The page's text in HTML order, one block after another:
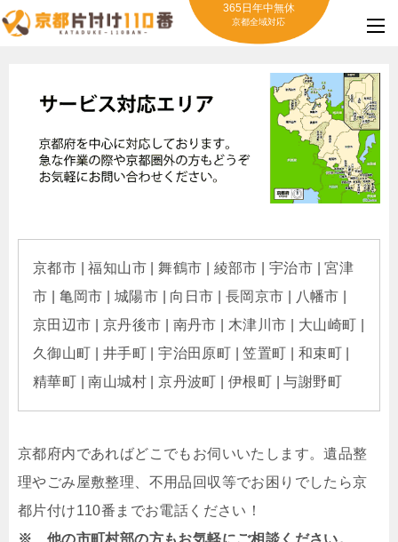
365日年中無休
京都全域対応
京都市 | 福知山市 | 舞鶴市 | 綾部市 | 宇治市 | 宮津
市 | 亀岡市 | 城陽市 | 向日市 | 長岡京市 | 八幡市 |
京田辺市 | 京丹後市 | 南丹市 | 木津川市 | 大山崎町 |
久御山町 | 井手町 | 宇治田原町 | 笠置町 | 和束町 |
精華町 | 南山城村 | 京丹波町 | 伊根町 | 与謝野町
京都府内であればどこでもお伺いいたします。遺品整
理やごみ屋敷整理、不用品回収等でお困りでしたら京
都片付け110番までお電話ください！
※ 他の市町村部の方もお気軽にご相談ください。